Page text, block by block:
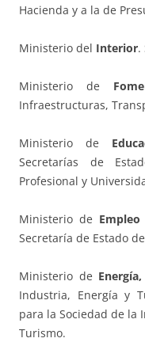
Hacienda y a la de
Ministerio del Interior.
Ministerio de
Infraestructuras,
Ministerio de
Secretarías de
Profesional y
Ministerio de
Secretaría de Estado
Ministerio de
Industria, Energía y
para la Sociedad de la
Turismo.